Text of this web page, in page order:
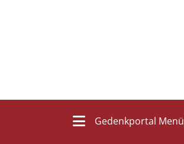
Gedenkportal Menü